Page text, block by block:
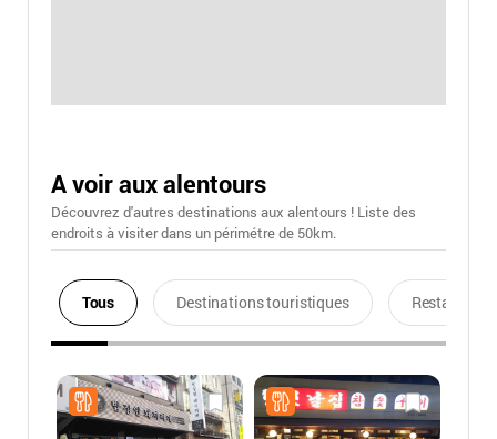
A voir aux alentours
Découvrez d'autres destinations aux alentours ! Liste des
endroits à visiter dans un périmétre de 50km.
Tous Destinations touristiques Restaurants